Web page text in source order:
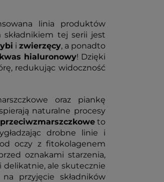
linia produktów
składnikiem tej serii jest
i zwierzęcy, a ponadto
kwas hialuronowy! Dzięki
redukując widoczność
oraz piankę
naturalne procesy
to
drobne linie i
oczy z fitokolagenem
oznakami starzenia,
delikatnie, ale skutecznie
przyjęcie składników